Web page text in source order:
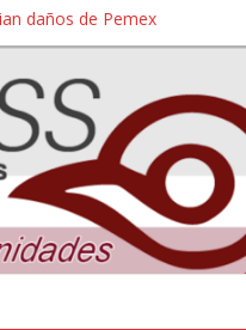
daños de Pemex
e intelectuales de su asesinato